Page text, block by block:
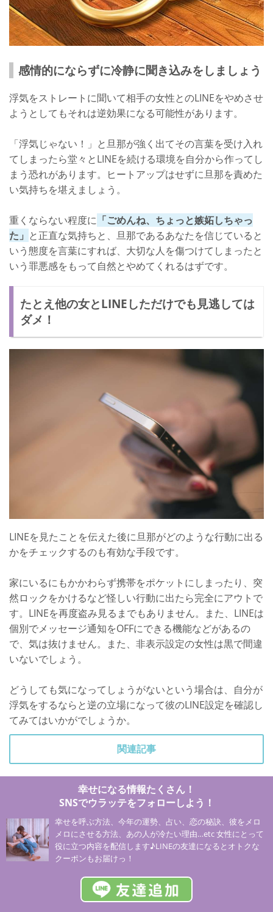
感情的にならずに冷静に聞き込みをしましょう
浮気をストレートに聞いて相手の女性とのLINEをやめさせ
ようとしてもそれは逆効果になる可能性があります。
「浮気じゃない！」と旦那が強く出てその言葉を受け入れ
てしまったら堂々とLINEを続ける環境を自分から作ってし
まう恐れがあります。ヒートアップはせずに旦那を責めた
い気持ちを堪えましょう。
重くならない程度に 「ごめんね、ちょっと嫉妬しちゃっ
た」 と正直な気持ちと、旦那であるあなたを信じていると
いう態度を言葉にすれば、大切な人を傷つけてしまったと
いう罪悪感をもって自然とやめてくれるはずです。
たとえ他の女とLINEしただけでも見逃しては
ダメ！
LINEを見たことを伝えた後に旦那がどのような行動に出る
かをチェックするのも有効な手段です。
家にいるにもかかわらず携帯をポケットにしまったり、突
然ロックをかけるなど怪しい行動に出たら完全にアウトで
す。LINEを再度盗み見るまでもありません。また、LINEは
個別でメッセージ通知をOFFにできる機能などがあるの
で、気は抜けません。また、非表示設定の女性は黒で間違
いないでしょう。
どうしても気になってしょうがないという場合は、自分が
浮気をするならと逆の立場になって彼のLINE設定を確認し
てみてはいかがでしょうか。
関連記事
幸せになる情報たくさん！
SNSでウラッテをフォローしよう！
幸せを呼ぶ方法、今年の運勢、占い、恋の秘訣、彼をメロ
メロにさせる方法、あの人が冷たい理由…etc 女性にとって
役に立つ内容を配信します♪LINEの友達になるとオトクな
クーポンもお届けっ！